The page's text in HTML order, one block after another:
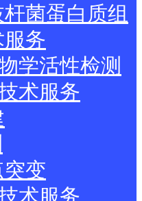
菌蛋白质组
务
学活性检测
术服务
变
术服务